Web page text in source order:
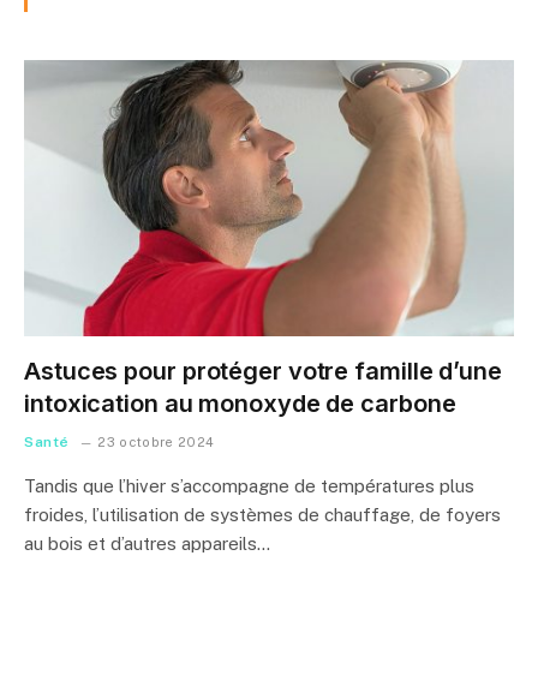
Astuces pour protéger votre famille d’une
intoxication au monoxyde de carbone
Santé 23 octobre 2024
Tandis que l’hiver s’accompagne de températures plus
froides, l’utilisation de systèmes de chauffage, de foyers
au bois et d’autres appareils…